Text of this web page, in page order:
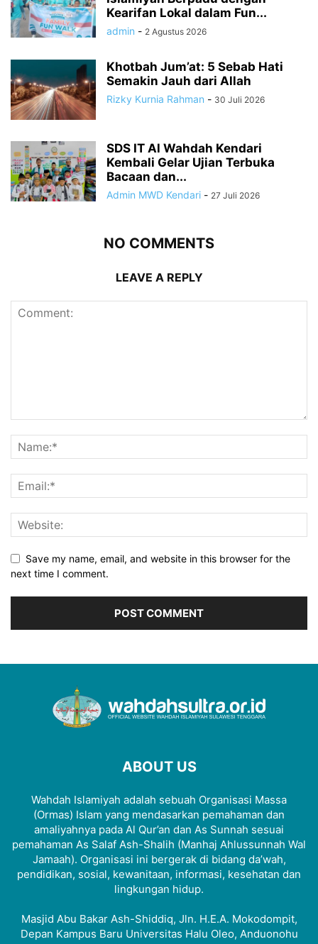
Kearifan Lokal dalam Fun...
admin - 2 Agustus 2026
Khotbah Jum’at: 5 Sebab Hati
Semakin Jauh dari Allah
Rizky Kurnia Rahman - 30 Juli 2026
SDS IT Al Wahdah Kendari
Kembali Gelar Ujian Terbuka
Bacaan dan...
Admin MWD Kendari - 27 Juli 2026
NO COMMENTS
LEAVE A REPLY
Save my name, email, and website in this browser for the
next time I comment.
ABOUT US
Wahdah Islamiyah adalah sebuah Organisasi Massa
(Ormas) Islam yang mendasarkan pemahaman dan
amaliyahnya pada Al Qur’an dan As Sunnah sesuai
pemahaman As Salaf Ash-Shalih (Manhaj Ahlussunnah Wal
Jamaah). Organisasi ini bergerak di bidang da’wah,
pendidikan, sosial, kewanitaan, informasi, kesehatan dan
lingkungan hidup.
Masjid Abu Bakar Ash-Shiddiq, Jln. H.E.A. Mokodompit,
Depan Kampus Baru Universitas Halu Oleo, Anduonohu